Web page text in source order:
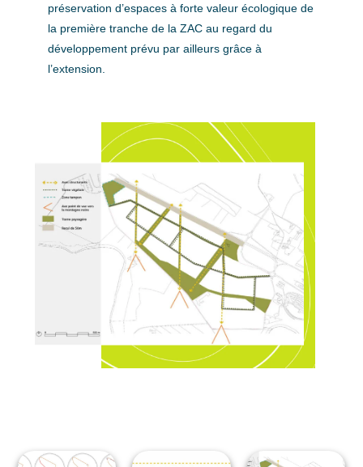
préservation d’espaces à forte valeur écologique de
la première tranche de la ZAC au regard du
développement prévu par ailleurs grâce à
l’extension.